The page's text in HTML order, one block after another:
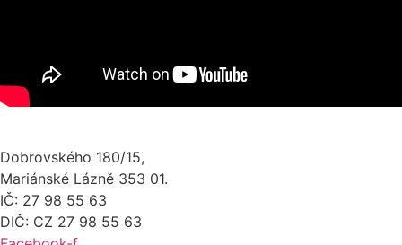
Dobrovského 180/15,
Mariánské Lázně 353 01.
IČ: 27 98 55 63
DIČ: CZ 27 98 55 63